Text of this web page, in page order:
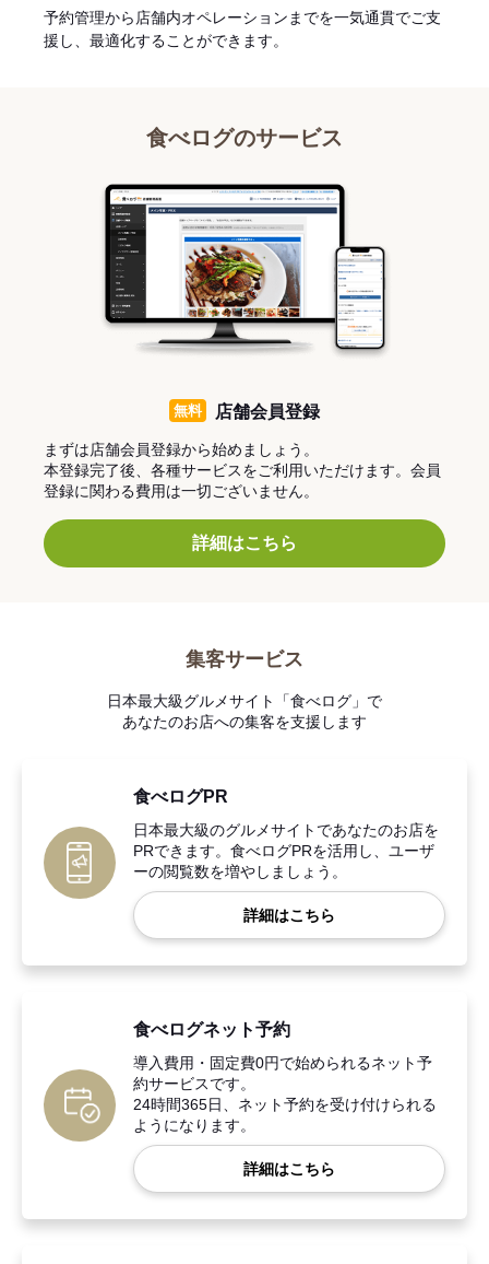
予約管理から店舗内オペレーションまでを一気通貫でご支
援し、最適化することができます。
食べログのサービス
無料 店舗会員登録
まずは店舗会員登録から始めましょう。
本登録完了後、各種サービスをご利用いただけます。会員
登録に関わる費用は一切ございません。
詳細はこちら
集客サービス
日本最大級グルメサイト「食べログ」で
あなたのお店への集客を支援します
食べログPR
日本最大級のグルメサイトであなたのお店を
PRできます。食べログPRを活用し、ユーザ
ーの閲覧数を増やしましょう。
詳細はこちら
食べログネット予約
導入費用・固定費0円で始められるネット予
約サービスです。
24時間365日、ネット予約を受け付けられる
ようになります。
詳細はこちら